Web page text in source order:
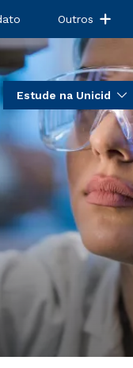
Outros
Estude na Unicid